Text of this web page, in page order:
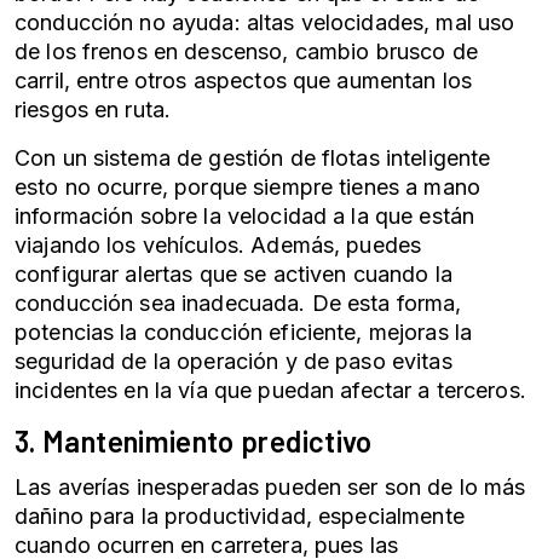
conducción no ayuda: altas velocidades, mal uso
de los frenos en descenso, cambio brusco de
carril, entre otros aspectos que aumentan los
riesgos en ruta.
Con un sistema de gestión de flotasinteligente
esto no ocurre, porque siempre tienes a mano
información sobre la velocidad a la que están
viajando los vehículos. Además, puedes
configurar alertas que se activen cuando la
conducción sea inadecuada. De esta forma,
potencias la conducción eficiente, mejoras la
seguridad de la operación y de paso evitas
incidentes en la vía que puedan afectar a terceros.
3. Mantenimiento predictivo
Las averías inesperadas pueden ser son de lo más
dañino para la productividad, especialmente
cuando ocurren en carretera, pues las